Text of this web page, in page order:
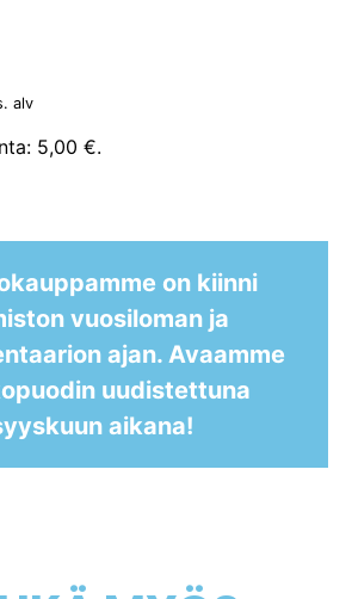
alv
5,00 €.
on kiinni
vuosiloman ja
ajan. Avaamme
uudistettuna
aikana!